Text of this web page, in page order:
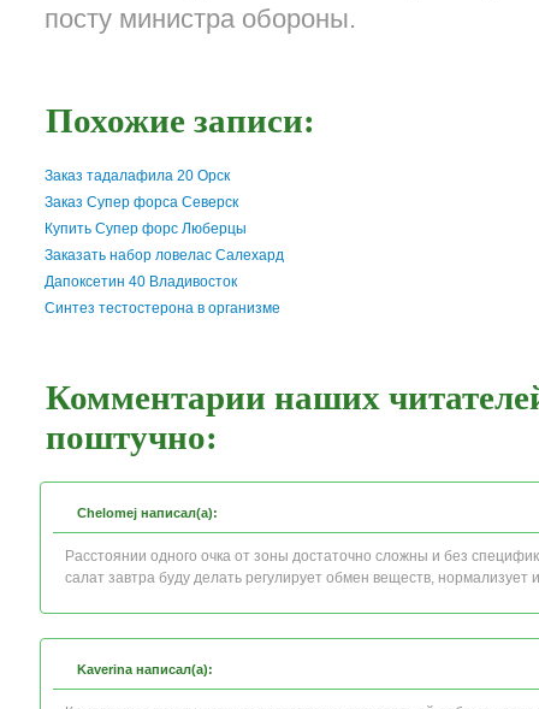
посту министра обороны.
Похожие записи:
Заказ тадалафила 20 Орск
Заказ Супер форса Северск
Купить Супер форс Люберцы
Заказать набор ловелас Салехард
Дапоксетин 40 Владивосток
Синтез тестостерона в организме
Комментарии наших
поштучно:
Chelomej написал(а):
Расстоянии одного очка от зоны достаточно сложны и без
салат завтра буду делать регулирует обмен веществ, нормализует
Kaverina написал(а):